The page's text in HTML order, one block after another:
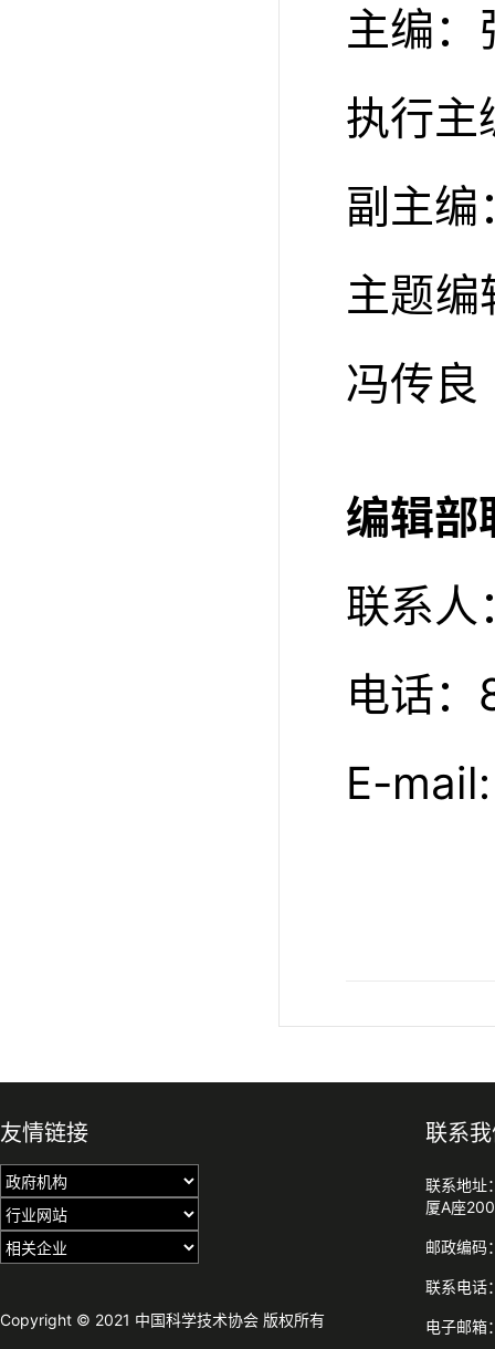
主编：
执行主
副主编
主题编
冯传良
编辑部
联系人
电话：
E-
友情链接
Copyright © 2021 中国科学技术协会 版权所有
联系
联系地址
厦A座
邮政编码
联系电
电子邮箱